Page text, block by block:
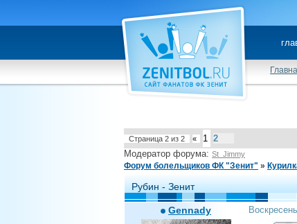
Страница 2 из 2 « 1 2
Модератор форума: St_Jimmy
Форум болельщиков ФК "Зенит" »
Рубин - Зенит
Gennady